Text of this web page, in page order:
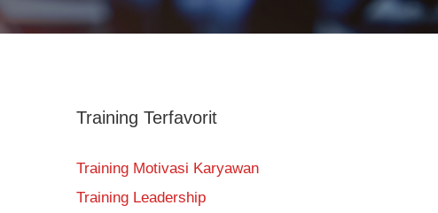
Training Terfavorit
Training Motivasi Karyawan
Training Leadership